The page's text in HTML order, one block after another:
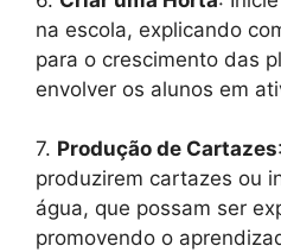
na escola, explicando
para o crescimento das
envolver os alunos em
7. Produção de Cartazes
produzirem cartazes ou
água, que possam ser
promovendo o